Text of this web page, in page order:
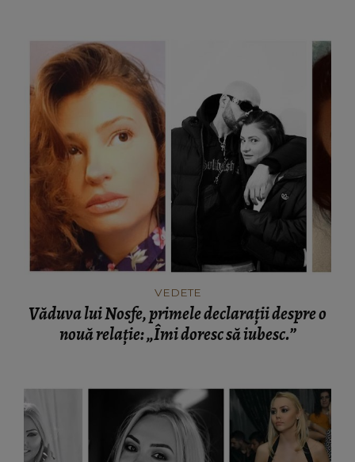
VEDETE
Văduva lui Nosfe, primele declarații despre o
nouă relație: „Îmi doresc să iubesc.”